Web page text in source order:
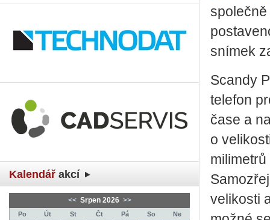
Kalendář akcí
<< Srpen 2026 >>
Po Út St Čt Pá So
Ne
snímek
Scandy
telefon
čase a
o
velikosti